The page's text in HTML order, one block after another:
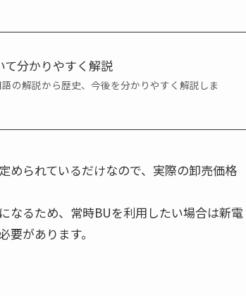
て分かりやすく解説
の解説から歴史、今後を分かりやすく解説しま
められているだけなので、実際の卸売価格
なるため、常時BUを利用したい場合は新電
があります。